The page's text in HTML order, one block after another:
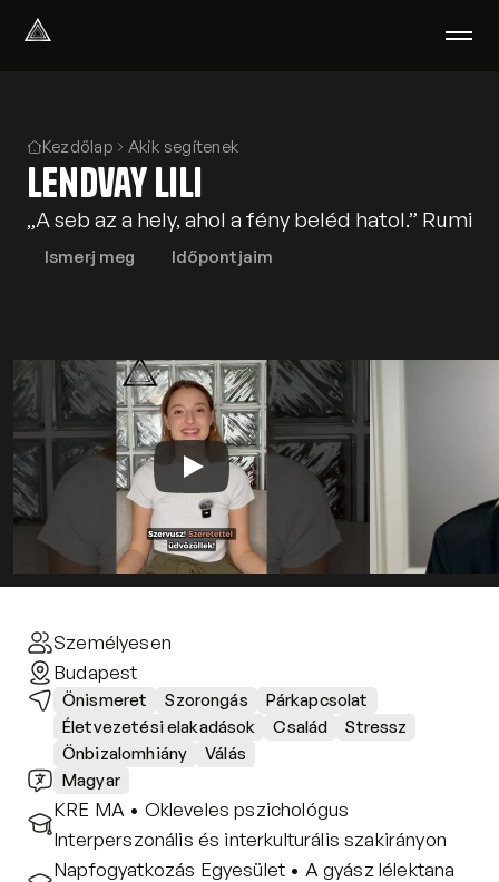
Amiben segítünk
Akik segítenek
Rólunk
Tudod-e?
Podcast
Ahol segítünk
Csoportterápia
GYIK
Kapcsolat
Adatkezelési tájékoztató
Adatkezelési tájékoztató
Részvételi szabályzat
csoportterápiához
Etikai kódex
Kezdőlap Akik segítenek
Lendvay Lili
„A seb az a hely, ahol a fény beléd hatol.” Rumi
Ismerj meg Időpontjaim
Személyesen
Budapest
Önismeret Szorongás
Párkapcsolat
Életvezetési elakadások
Család
Stressz
Önbizalomhiány
Válás
Magyar
KRE MA • Okleveles pszichológus
Interperszonális és interkulturális szakirányon
Napfogyatkozás Egyesület • A gyász lélektana